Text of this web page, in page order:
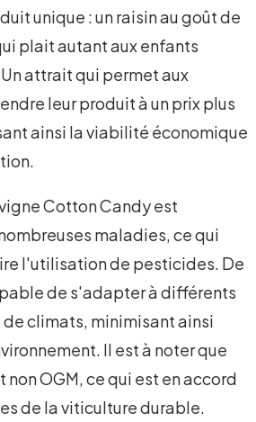
unique : un raisin au goût de
plait autant aux enfants
attrait qui permet aux
leur produit à un prix plus
ainsi la viabilité économique
Cotton Candy est
maladies, ce qui
l'utilisation de pesticides. De
de s'adapter à différents
climats, minimisant ainsi
Il est à noter que
OGM, ce qui est en accord
de la viticulture durable.